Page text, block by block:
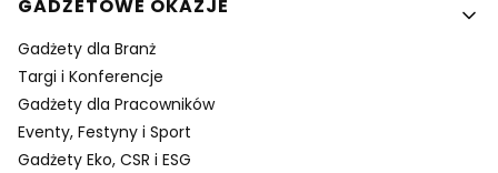
GADŻETOWE OKAZJE
Gadżety dla Branż
Targi i Konferencje
Gadżety dla Pracowników
Eventy, Festyny i Sport
Gadżety Eko, CSR i ESG